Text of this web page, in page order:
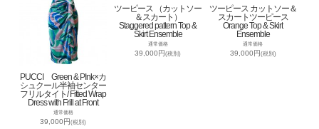
PUCCI Green & PInk×カ
シュクール半袖センター
フリルタイト/ Fitted Wrap
Dress with Frill at Front
通常価格
39,000円(税別)
ツーピース （カットソー
＆スカート）
Staggered pattern Top &
Skirt Ensemble
通常価格
39,000円(税別)
ツーピース カットソー＆
スカートツーピース
Orange Top & Skirt
Ensemble
通常価格
39,000円(税別)